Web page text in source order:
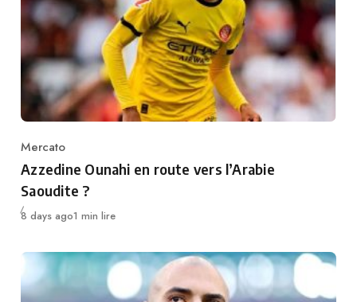
Category
Mercato
Azzedine Ounahi en route vers l’Arabie
Saoudite ?
Publié
8 days ago1 min lire